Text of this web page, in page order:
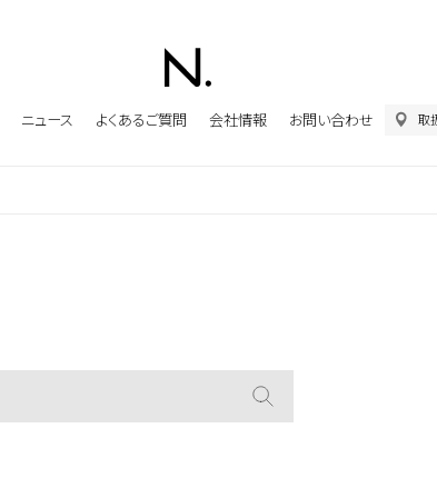
ニュース よくあるご質問 会社情報 お問い合わせ 取